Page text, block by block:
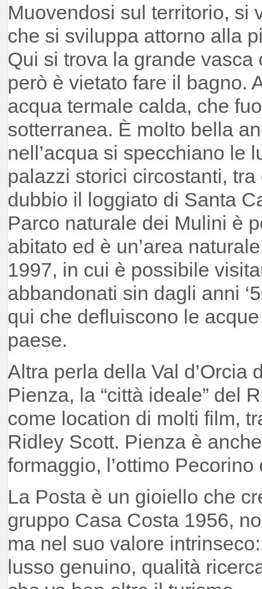
Muovendosi sul territorio, si
che si sviluppa attorno alla
Qui si trova la grande
però è vietato fare il bagno.
acqua termale calda, che
sotterranea. È molto bella
nell’acqua si specchiano le
palazzi storici circostanti,
dubbio il loggiato di Santa
Parco naturale dei Mulini è
abitato ed è un’area
1997, in cui è possibile
abbandonati sin dagli anni
qui che defluiscono le
paese.
Altra perla della Val d’Orcia
Pienza, la “città ideale” del
come location di molti film,
Ridley Scott. Pienza è
formaggio, l’ottimo
La Posta è un gioiello che
gruppo Casa Costa 1956,
ma nel suo valore
lusso genuino, qualità